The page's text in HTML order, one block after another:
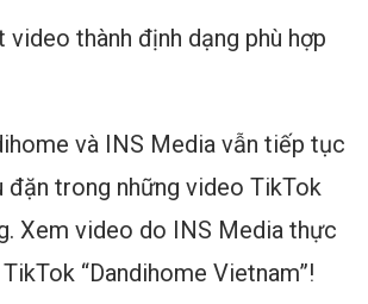
video thành định dạng phù hợp
và INS Media vẫn tiếp tục
đặn trong những video TikTok
Xem video do INS Media thực
“Dandihome Vietnam”!